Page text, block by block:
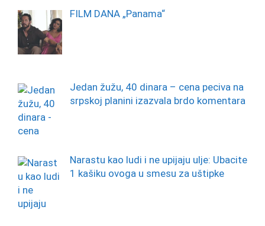
FILM DANA „Panama“
Jedan žužu, 40 dinara – cena peciva na
srpskoj planini izazvala brdo komentara
Narastu kao ludi i ne upijaju ulje: Ubacite
1 kašiku ovoga u smesu za uštipke